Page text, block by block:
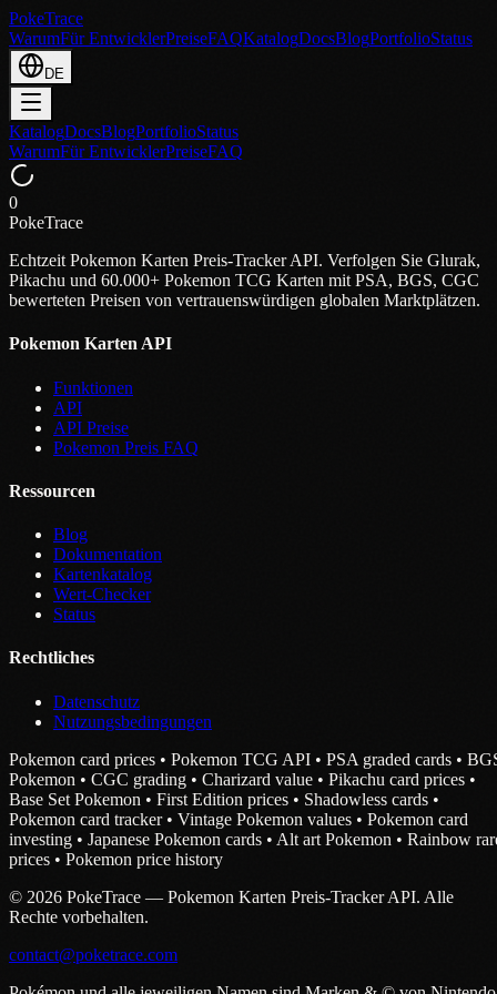
PokeTrace
WarumFür EntwicklerPreiseFAQKatalogDocsBlogPortfolioStatus
DE
KatalogDocsBlogPortfolioStatus
WarumFür EntwicklerPreiseFAQ
0
PokeTrace
Echtzeit Pokemon Karten Preis-Tracker API. Verfolgen Sie Glurak,
Pikachu und 60.000+ Pokemon TCG Karten mit PSA, BGS, CGC
bewerteten Preisen von vertrauenswürdigen globalen Marktplätzen.
Pokemon Karten API
Funktionen
API
API Preise
Pokemon Preis FAQ
Ressourcen
Blog
Dokumentation
Kartenkatalog
Wert-Checker
Status
Rechtliches
Datenschutz
Nutzungsbedingungen
Pokemon card prices • Pokemon TCG API • PSA graded cards •
Pokemon • CGC grading • Charizard value • Pikachu card prices •
Base Set Pokemon • First Edition prices • Shadowless cards •
Pokemon card tracker • Vintage Pokemon values • Pokemon card
investing • Japanese Pokemon cards • Alt art Pokemon • Rainbow
prices • Pokemon price history
© 2026 PokeTrace — Pokemon Karten Preis-Tracker API. Alle
Rechte vorbehalten.
contact@poketrace.com